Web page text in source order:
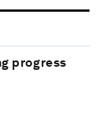
progress